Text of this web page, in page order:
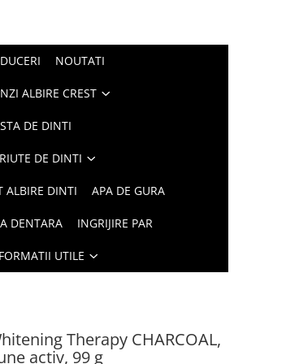
NOUTATI
ALBIRE CREST
DE DINTI
DE DINTI
ALBIRE DINTI APA DE GURA
DENTARA INGRIJIRE PAR
UTILE
Therapy CHARCOAL,
activ, 99 g